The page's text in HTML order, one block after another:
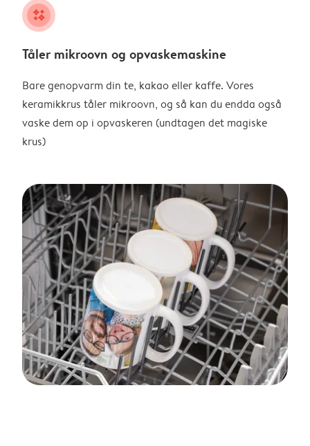
night
Tåler mikroovn og opvaskemaskine
Bare genopvarm din te, kakao eller kaffe. Vores
keramikkrus tåler mikroovn, og så kan du endda også
vaske dem op i opvaskeren (undtagen det magiske
krus)